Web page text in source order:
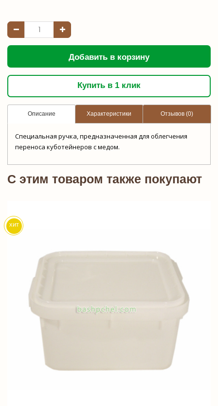
Добавить в корзину
Купить в 1 клик
Описание Характеристики Отзывов (0)
Специальная ручка, предназначенная для облегчения
переноса куботейнеров с медом.
C этим товаром также покупают
хит